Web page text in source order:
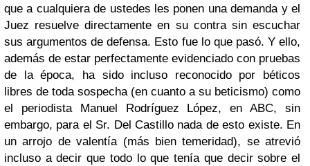
que a cualquiera de ustedes les ponen una demanda y el
Juez resuelve directamente en su contra sin escuchar
sus argumentos de defensa. Esto fue lo que pasó. Y ello,
además de estar perfectamente evidenciado con pruebas
de la época, ha sido incluso reconocido por béticos
libres de toda sospecha (en cuanto a su beticismo) como
el periodista Manuel Rodríguez López, en ABC, sin
embargo, para el Sr. Del Castillo nada de esto existe. En
un arrojo de valentía (más bien temeridad), se atrevió
incluso a decir que todo lo que tenía que decir sobre el